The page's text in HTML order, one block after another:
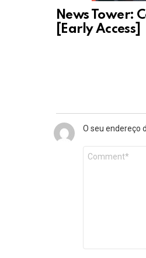
News Tower:
[Early Access]
O seu endereço